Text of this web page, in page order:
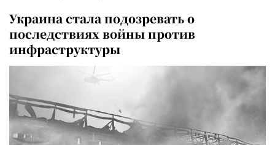
Украина стала подозревать о
последствиях войны против
инфраструктуры